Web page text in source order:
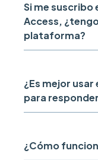
Si me suscribo
Access,
plataforma?
¿Es mejor
para
¿Cómo